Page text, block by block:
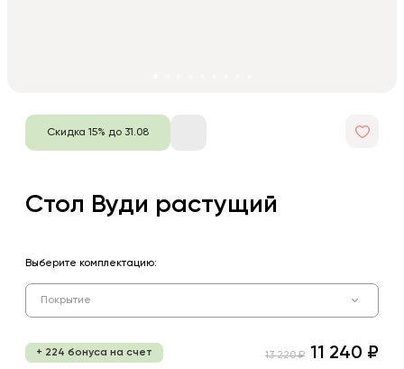
Скидка 15% до 31.08
Стол Вуди растущий
Выберите комплектацию:
Покрытие
+ 224 бонуса на счет 13 220 ₽ 11 240 ₽